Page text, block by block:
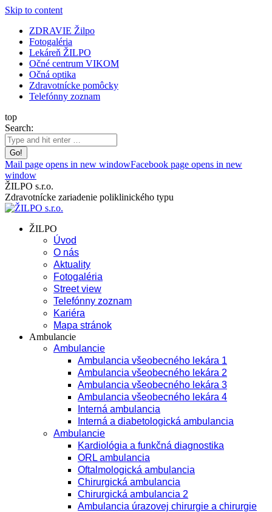
Skip to content
ZDRAVIE Žilpo
Fotogaléria
Lekáreň ŽILPO
Očné centrum VIKOM
Očná optika
Zdravotnícke pomôcky
Telefónny zoznam
top
Search:
Mail page opens in new windowFacebook page opens in new
window
ŽILPO s.r.o.
Zdravotnícke zariadenie poliklinického typu
ŽILPO
Úvod
O nás
Aktuality
Fotogaléria
Street view
Telefónny zoznam
Kariéra
Mapa stránok
Ambulancie
Ambulancie
Ambulancia všeobecného lekára 1
Ambulancia všeobecného lekára 2
Ambulancia všeobecného lekára 3
Ambulancia všeobecného lekára 4
Interná ambulancia
Interná a diabetologická ambulancia
Ambulancie
Kardiológia a funkčná diagnostika
ORL ambulancia
Oftalmologická ambulancia
Chirurgická ambulancia
Chirurgická ambulancia 2
Ambulancia úrazovej chirurgie a chirurgie